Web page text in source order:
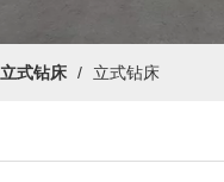
立式钻床 / 立式钻床